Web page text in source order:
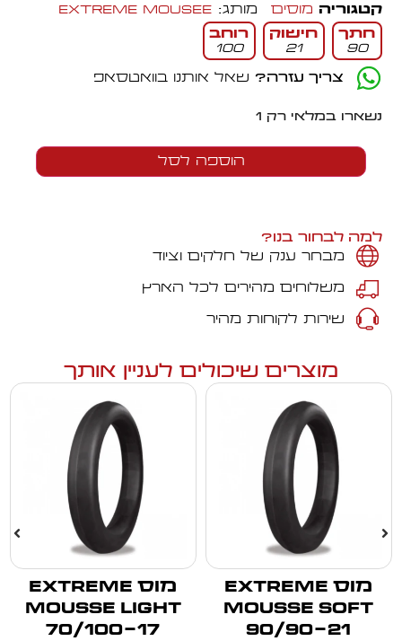
קטגוריה מוסים מותג:Extreme Mousee
חתך
90
חישוק
21
רוחב
100
צריך עזרה? שאל אותנו בוואטסאפ
נשארו במלאי רק 1
הוספה לסל
למה לבחור בנו?
מבחר ענק של חלקים וציוד
משלוחים מהירים לכל הארץ
שירות לקוחות מהיר
מוצרים שיכולים לעניין אותך
מוס EXTREME
MOUSSE SOFT
90/90-21
מוס EXTREME
MOUSSE LIGHT
70/100-17